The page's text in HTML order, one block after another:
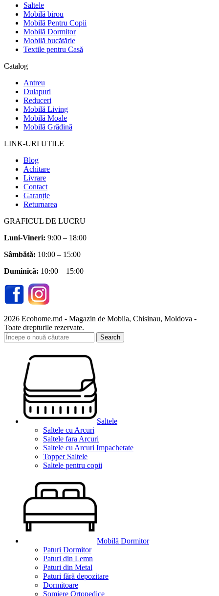
Saltele
Mobilă birou
Mobilă Pentru Copii
Mobilă Dormitor
Mobilă bucătărie
Textile pentru Casă
Catalog
Antreu
Dulapuri
Reduceri
Mobilă Living
Mobilă Moale
Mobilă Grădină
LINK-URI UTILE
Blog
Achitare
Livrare
Contact
Garanție
Returnarea
GRAFICUL DE LUCRU
Luni-Vineri: 9:00 – 18:00
Sâmbătă: 10:00 – 15:00
Duminică: 10:00 – 15:00
2026 Ecohome.md - Magazin de Mobila, Chisinau, Moldova -
Toate drepturile rezervate.
Search
Saltele
Saltele cu Arcuri
Saltele fara Arcuri
Saltele cu Arcuri Impachetate
Topper Saltele
Saltele pentru copii
Mobilă Dormitor
Paturi Dormitor
Paturi din Lemn
Paturi din Metal
Paturi fără depozitare
Dormitoare
Somiere Ortopedice